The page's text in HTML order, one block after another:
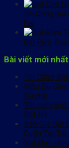
Thi Công Bạt
Nai
Bạt Rèm Thả
Bài viết mới nhất
Thi Công
Mẫu Dù
Dương
Thi công bạt
Bạt tốt
Báo Giá Bạt
Cuốn Tại
Bạt che